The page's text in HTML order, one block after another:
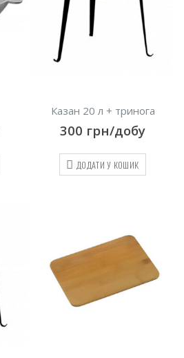
Казан 20 л + тринога
300 грн/добу
ДОДАТИ У КОШИК